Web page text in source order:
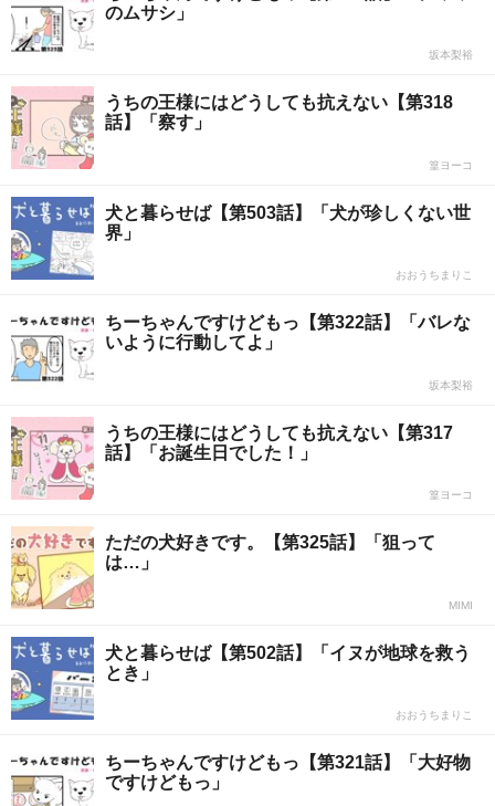
のムサシ」
坂本梨裕
うちの王様にはどうしても抗えない【第318
話】「察す」
篁ヨーコ
犬と暮らせば【第503話】「犬が珍しくない世
界」
おおうちまりこ
ちーちゃんですけどもっ【第322話】「バレな
いように行動してよ」
坂本梨裕
うちの王様にはどうしても抗えない【第317
話】「お誕生日でした！」
篁ヨーコ
ただの犬好きです。【第325話】「狙って
は…」
MIMI
犬と暮らせば【第502話】「イヌが地球を救う
とき」
おおうちまりこ
ちーちゃんですけどもっ【第321話】「大好物
ですけどもっ」